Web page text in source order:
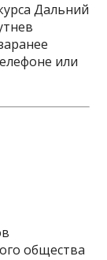
Дальний
или
общества